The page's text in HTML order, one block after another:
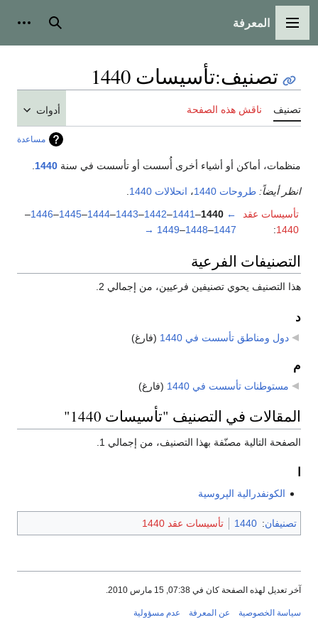
القائمة الرئيسية
المعرفة بحث
تصنيف:تأسيسات 1440
تصنيف ناقش هذه الصفحة أدوات
مساعدة
منظمات، أماكن أو أشياء أخرى أُسست أو تأسست في سنة 1440
انظر أيضاً: طروحات 1440 ، انحلالات 1440
تأسيسات عقد
1440
:
←
1440
–
1441
–
1442
–
1443
–
1444
–
1445
–
1446
–
1447
–
1448
–
1449
→
التصنيفات الفرعية
هذا التصنيف يحوي تصنيفين فرعيين، من إجمالي 2.
د
دول ومناطق تأسست في 1440 (فارغ)
م
مستوطنات تأسست في 1440 (فارغ)
المقالات في التصنيف "تأسيسات 1440"
الصفحة التالية مصنّفة بهذا التصنيف، من إجمالي 1.
الكونفدرالية الپروسية
تصنيفان:
1440 تأسيسات عقد 1440
آخر تعديل لهذه الصفحة كان في 07:38, 15 مارس 2010.
سياسة الخصوصية عن المعرفة عدم مسؤولية